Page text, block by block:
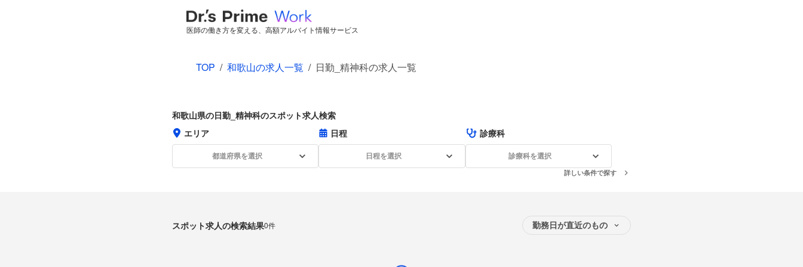
医師の働き方を変える、高額アルバイト情報サービス
TOP / 和歌山の求人一覧 / 日勤_精神科の求人一覧
和歌山県の日勤_精神科のスポット求人検索
エリア
都道府県を選択
日程
日程を選択
診療科
診療科を選択
詳しい条件で探す
スポット求人の検索結果0件 勤務日が直近のもの